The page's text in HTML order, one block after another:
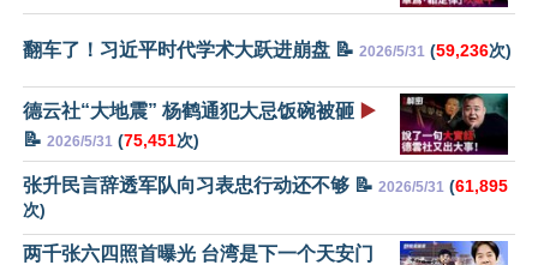
翻车了！习近平时代学术大跃进崩盘 📝 2026/5/31 (59,236次)
德云社“大地震” 杨鹤通犯大忌饭碗被砸 ▶️
📝 2026/5/31 (75,451次)
张升民言辞透军队向习表忠行动还不够 📝 2026/5/31 (61,895
次)
两千张六四照首曝光 台湾是下一个天安门